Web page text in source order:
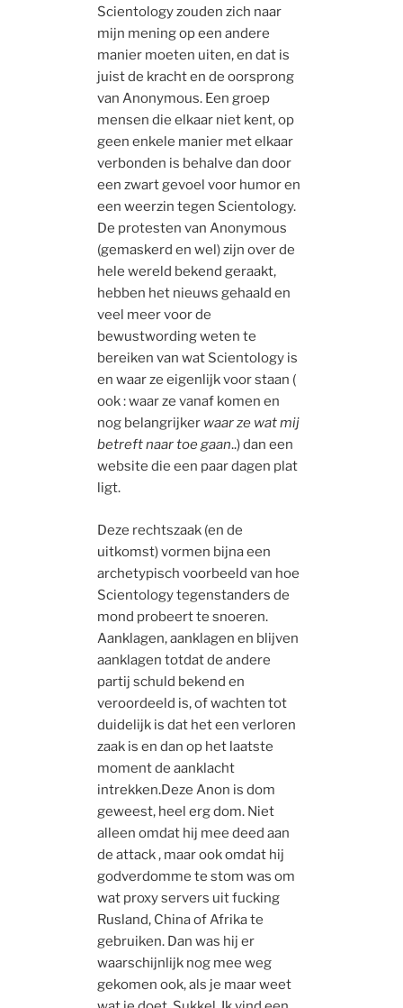
Scientology zouden zich naar
mijn mening op een andere
manier moeten uiten, en dat is
juist de kracht en de oorsprong
van Anonymous. Een groep
mensen die elkaar niet kent, op
geen enkele manier met elkaar
verbonden is behalve dan door
een zwart gevoel voor humor en
een weerzin tegen Scientology.
De protesten van Anonymous
(gemaskerd en wel) zijn over de
hele wereld bekend geraakt,
hebben het nieuws gehaald en
veel meer voor de
bewustwording weten te
bereiken van wat Scientology is
en waar ze eigenlijk voor staan (
ook : waar ze vanaf komen en
nog belangrijker waar ze wat mij
betreft naar toe gaan..) dan een
website die een paar dagen plat
ligt.
Deze rechtszaak (en de
uitkomst) vormen bijna een
archetypisch voorbeeld van hoe
Scientology tegenstanders de
mond probeert te snoeren.
Aanklagen, aanklagen en blijven
aanklagen totdat de andere
partij schuld bekend en
veroordeeld is, of wachten tot
duidelijk is dat het een verloren
zaak is en dan op het laatste
moment de aanklacht
intrekken.Deze Anon is dom
geweest, heel erg dom. Niet
alleen omdat hij mee deed aan
de attack , maar ook omdat hij
godverdomme te stom was om
wat proxy servers uit fucking
Rusland, China of Afrika te
gebruiken. Dan was hij er
waarschijnlijk nog mee weg
gekomen ook, als je maar weet